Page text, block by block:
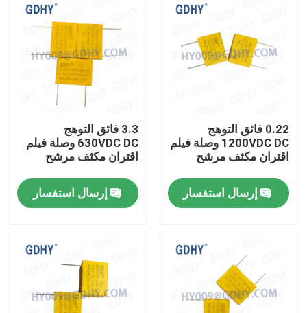
معلومات عنا
0.22 فائق التوهج
1200VDC DC وصلة فيلم
اقتران مكثف مرشح
إرسال استفسار
3.3 فائق التوهج
630VDC DC وصلة فيلم
اقتران مكثف مرشح
إرسال استفسار